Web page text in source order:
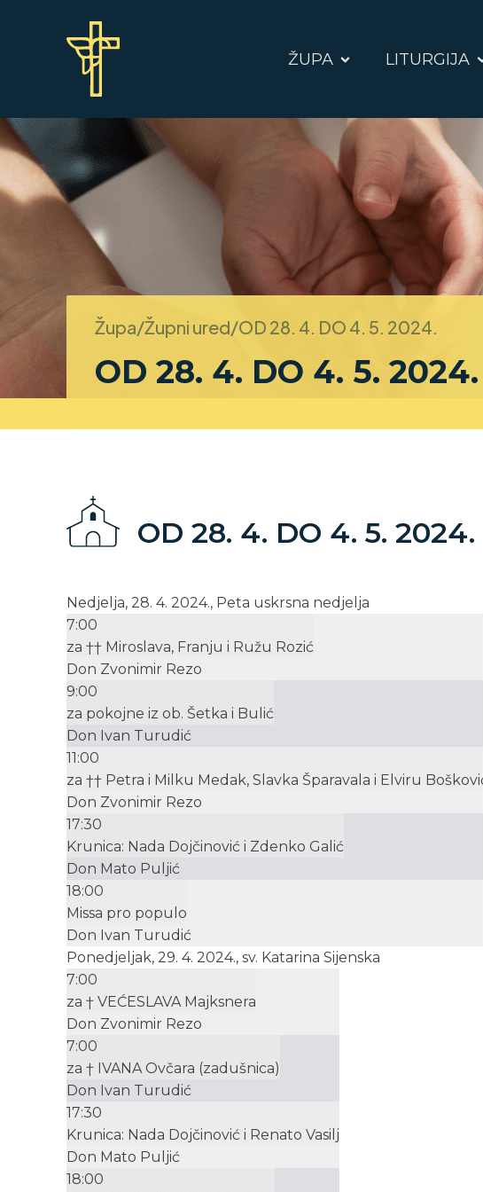
ŽUPA LITURGIJA
Župa/Župni ured/OD 28. 4. DO 4. 5. 2024.
OD 28. 4. DO 4. 5. 2024.
OD 28. 4. DO 4. 5. 2024.
Nedjelja, 28. 4. 2024., Peta uskrsna nedjelja
7:00
za †† Miroslava, Franju i Ružu Rozić
Don Zvonimir Rezo
9:00
za pokojne iz ob. Šetka i Bulić
Don Ivan Turudić
11:00
za †† Petra i Milku Medak, Slavka Šparavala i Elviru
Don Zvonimir Rezo
17:30
Krunica: Nada Dojčinović i Zdenko Galić
Don Mato Puljić
18:00
Missa pro populo
Don Ivan Turudić
Ponedjeljak, 29. 4. 2024., sv. Katarina Sijenska
7:00
za † VEĆESLAVA Majksnera
Don Zvonimir Rezo
7:00
za † IVANA Ovčara (zadušnica)
Don Ivan Turudić
17:30
Krunica: Nada Dojčinović i Renato Vasilj
Don Mato Puljić
18:00